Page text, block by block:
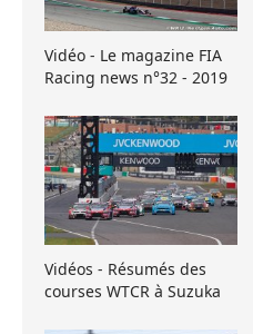
Vidéo - Le magazine FIA
Racing news n°32 - 2019
Vidéos - Résumés des
courses WTCR à Suzuka